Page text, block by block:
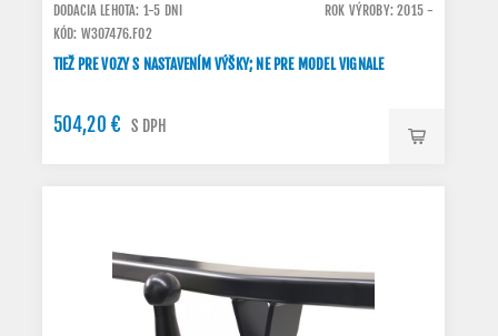
DODACIA LEHOTA: 1-5 DNI
ROK VÝROBY: 2015 -
KÓD: W307476.FO2
TIEŽ PRE VOZY S NASTAVENÍM VÝŠKY; NE PRE MODEL VIGNALE
504,20 € S DPH